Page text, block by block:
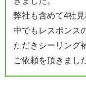
弊社も含めて4社
中でもレスポンス
ただきシーリング
ご依頼を頂きまし